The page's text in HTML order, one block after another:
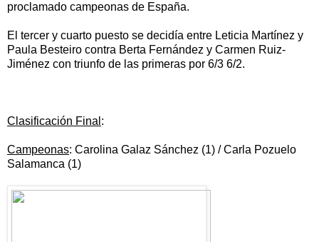
proclamado campeonas de España.
El tercer y cuarto puesto se decidía entre Leticia Martínez y
Paula Besteiro contra Berta Fernández y Carmen Ruiz-
Jiménez con triunfo de las primeras por 6/3 6/2.
Clasificación Final :
Campeonas: Carolina Galaz Sánchez (1) / Carla Pozuelo
Salamanca (1)